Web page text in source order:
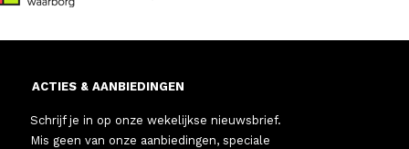
ACTIES & AANBIEDINGEN
Schrijf je in op onze wekelijkse nieuwsbrief.
Mis geen van onze aanbiedingen, speciale